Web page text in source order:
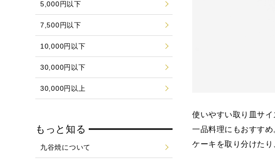
使いやすい取り皿サイ
一品料理にもおすすめ
ケーキを取り分けた
5,000円以下
7,500円以下
10,000円以下
30,000円以下
30,000円以上
もっと知る
九谷焼について